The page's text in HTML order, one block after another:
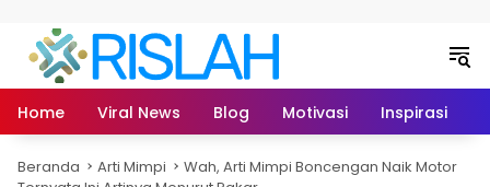
Home Viral News Blog Motivasi Inspirasi
Beranda Arti Mimpi
Wah, Arti Mimpi Boncengan Naik Motor